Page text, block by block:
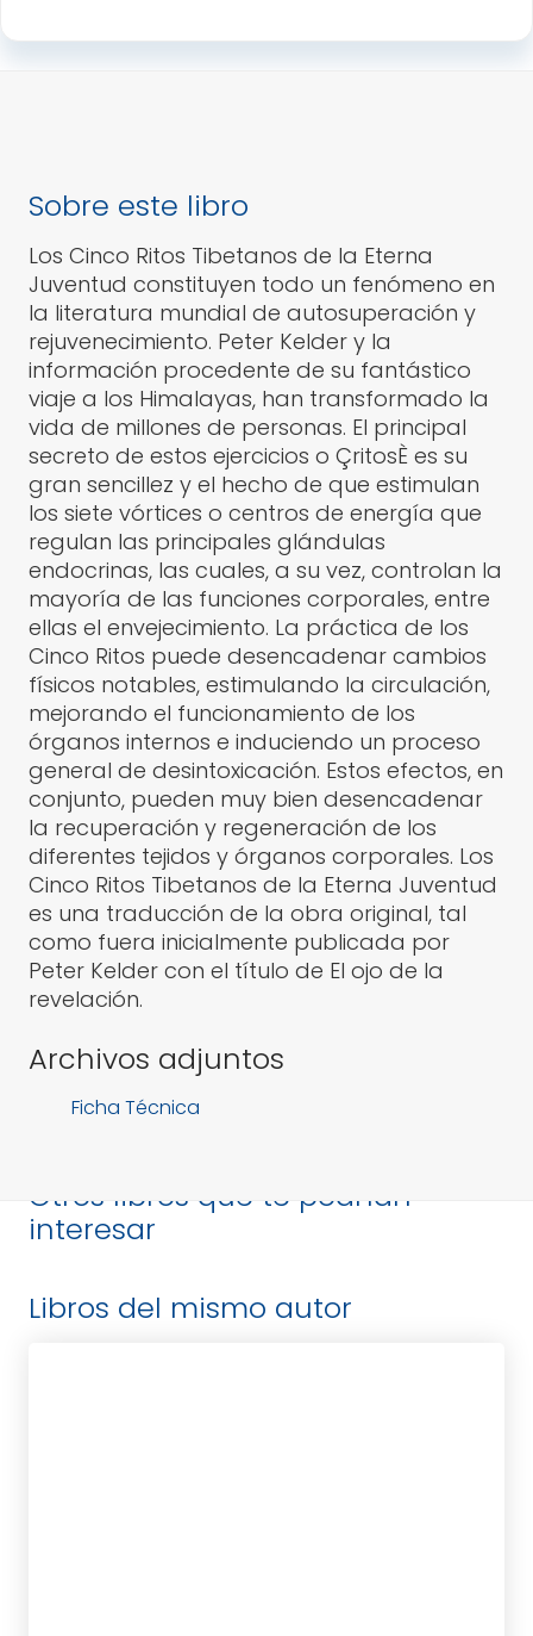
Sobre este libro
Los Cinco Ritos Tibetanos de la Eterna
Juventud constituyen todo un fenómeno en
la literatura mundial de autosuperación y
rejuvenecimiento. Peter Kelder y la
información procedente de su fantástico
viaje a los Himalayas, han transformado la
vida de millones de personas. El principal
secreto de estos ejercicios o ÇritosÈ es su
gran sencillez y el hecho de que estimulan
los siete vórtices o centros de energía que
regulan las principales glándulas
endocrinas, las cuales, a su vez, controlan la
mayoría de las funciones corporales, entre
ellas el envejecimiento. La práctica de los
Cinco Ritos puede de­sencadenar cambios
físicos notables, estimulando la circulación,
mejorando el funcionamiento de los
órganos internos e induciendo un proceso
general de desintoxicación. Estos efectos, en
conjunto, pueden muy bien desencadenar
la recuperación y regeneración de los
diferentes tejidos y órganos corporales. Los
Cinco Ritos Tibetanos de la Eterna Juventud
es una traducción de la obra original, tal
como fuera inicialmente publicada por
Peter Kelder con el título de El ojo de la
revelación.
Archivos adjuntos
Ficha Técnica
Otros libros que te podrían
interesar
Libros del mismo autor